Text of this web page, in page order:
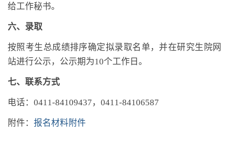
给工作秘书。
六、录取
按照考生总成绩排序确定拟录取名单，并在研究生院网
站进行公示，公示期为10个工作日。
七、联系方式
电话： 0411-84109437 ， 0411-84106587
附件： 报名材料附件